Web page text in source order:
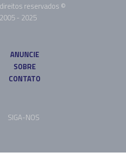
reservados ©
2005 - 2025
ANUNCIE
SOBRE
CONTATO
SIGA-NOS